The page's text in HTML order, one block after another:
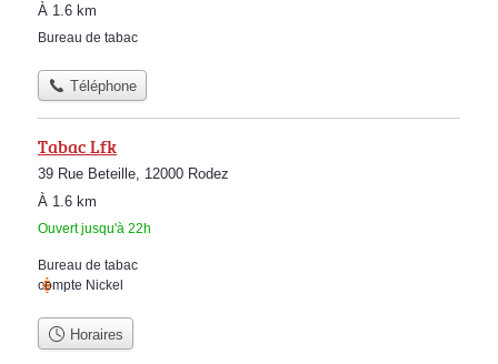
À 1.6 km
Bureau de tabac
Téléphone
Tabac Lfk
39 Rue Beteille, 12000 Rodez
À 1.6 km
Ouvert jusqu'à 22h
Bureau de tabac
compte Nickel
Horaires